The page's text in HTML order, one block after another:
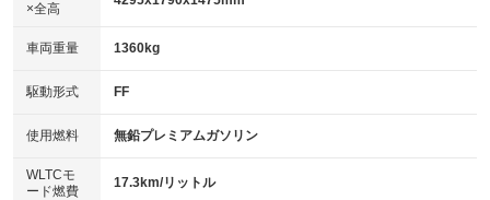
パワーウィンドウ
アイドリングストップ
：装備あり
USB入力端子
：装備あり
100V電源
：装備なし
センターデフロック
：装備なし
革シート
キーレス
HID(キセノンライト)
：装備なし
バックカメラ
：装備あり
エアロ
：装備なし
×全高
車両重量 1360kg
駆動形式 FF
使用燃料 無鉛プレミアムガソリン
WLTCモ
ード燃費
17.3km/リットル